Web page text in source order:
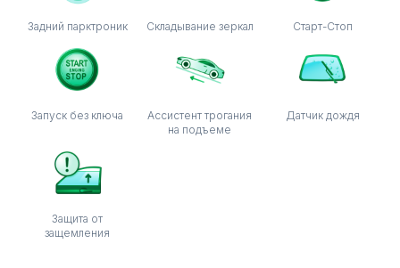
Задний парктроник Складывание зеркал Старт-Стоп
Запуск без ключа
Ассистент трогания
на подъеме
Датчик дождя
Защита от
защемления